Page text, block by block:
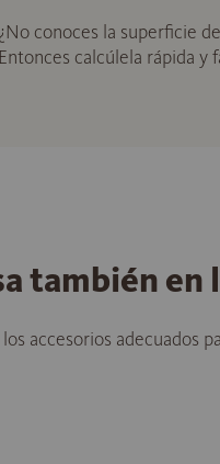
¿No conoces la superficie
Entonces calcúlela rápida y
también en
accesorios adecuados